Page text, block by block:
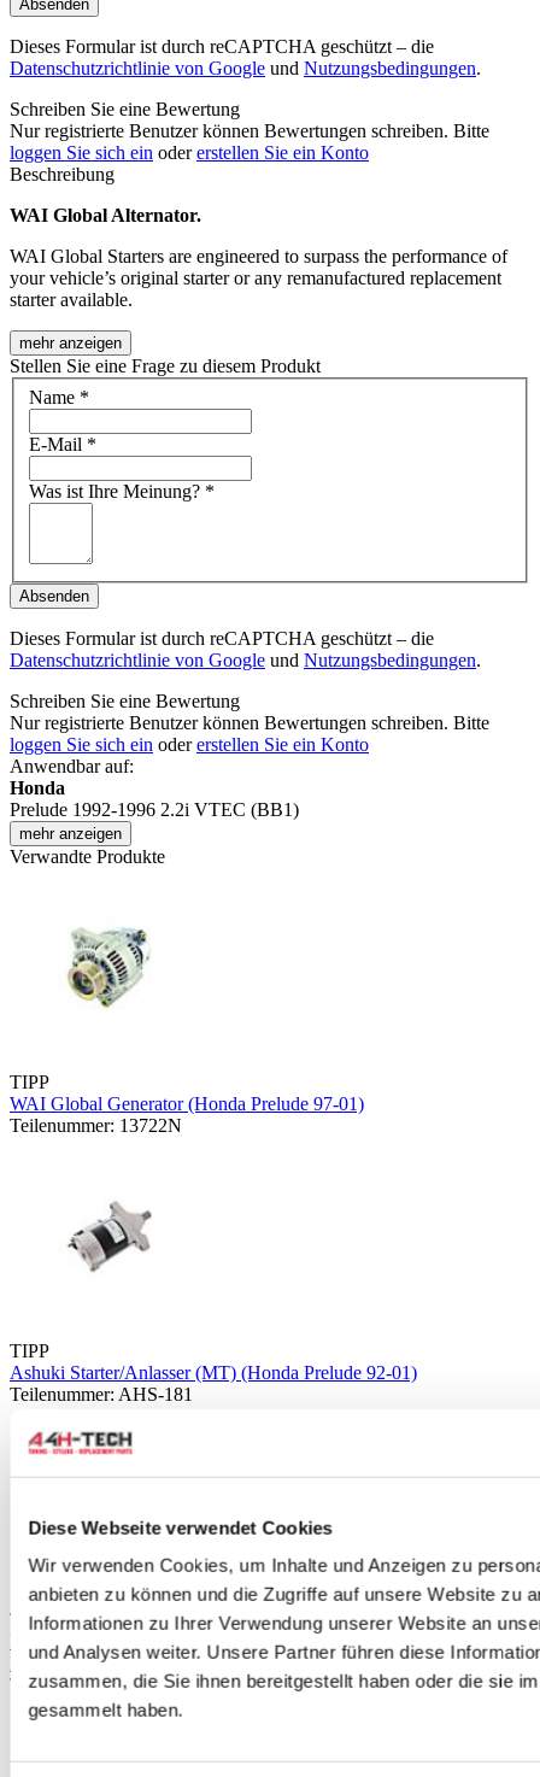
Diese Webseite verwendet Cookies
Wir verwenden Cookies, um Inhalte und Anzeigen zu
anbieten zu können und die Zugriffe auf unsere Website zu
Informationen zu Ihrer Verwendung unserer Website an
und Analysen weiter. Unsere Partner führen diese
zusammen, die Sie ihnen bereitgestellt haben oder die sie
gesammelt haben.
Absenden
Dieses Formular ist durch reCAPTCHA geschützt – die
Datenschutzrichtlinie von Google und Nutzungsbedingungen.
Schreiben Sie eine Bewertung
Nur registrierte Benutzer können Bewertungen schreiben. Bitte
loggen Sie sich ein odererstellen Sie ein Konto
Beschreibung
WAI Global Alternator.
WAI Global Starters are engineered to surpass the performance of
your vehicle’s original starter or any remanufactured replacement
starter available.
mehr anzeigen
Stellen Sie eine Frage zu diesem Produkt
Name *
E-Mail *
Was ist Ihre Meinung? *
Absenden
Dieses Formular ist durch reCAPTCHA geschützt – die
Datenschutzrichtlinie von Google und Nutzungsbedingungen.
Schreiben Sie eine Bewertung
Nur registrierte Benutzer können Bewertungen schreiben. Bitte
loggen Sie sich ein odererstellen Sie ein Konto
Anwendbar auf:
Honda
Prelude 1992-1996 2.2i VTEC (BB1)
mehr anzeigen
Verwandte Produkte
TIPP
WAI Global Generator (Honda Prelude 97-01)
Teilenummer: 13722N
TIPP
Ashuki Starter/Anlasser (MT) (Honda Prelude 92-01)
Teilenummer: AHS-181
TIPP
Rywire dynamo Adapter OBD0/OBD1 nach OBD2 (universal
Honda)
Teilenummer: RY-ALTO12